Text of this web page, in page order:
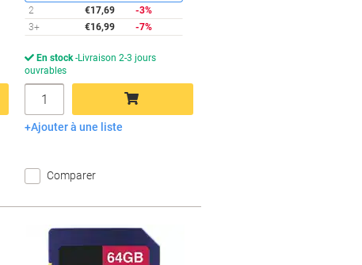
2
€17,69
-3%
3+
€16,99 -7%
En stock Livraison 2-3 jours
ouvrables
Quantité
Ajouter au panier
Ajouter à une liste
Comparer